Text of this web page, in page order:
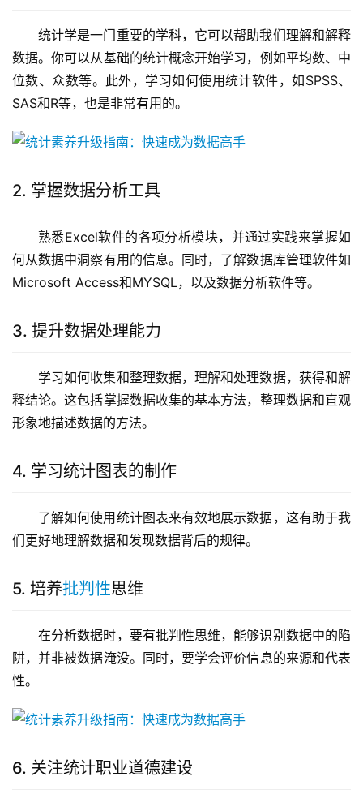
统计学是一门重要的学科，它可以帮助我们理解和解释
数据。你可以从基础的统计概念开始学习，例如平均数、中
位数、众数等。此外，学习如何使用统计软件，如SPSS、
SAS和R等，也是非常有用的。
2. 掌握数据分析工具
熟悉Excel软件的各项分析模块，并通过实践来掌握如
何从数据中洞察有用的信息。同时，了解数据库管理软件如
Microsoft Access和MYSQL，以及数据分析软件等。
3. 提升数据处理能力
学习如何收集和整理数据，理解和处理数据，获得和解
释结论。这包括掌握数据收集的基本方法，整理数据和直观
形象地描述数据的方法。
4. 学习统计图表的制作
了解如何使用统计图表来有效地展示数据，这有助于我
们更好地理解数据和发现数据背后的规律。
5. 培养批判性思维
在分析数据时，要有批判性思维，能够识别数据中的陷
阱，并非被数据淹没。同时，要学会评价信息的来源和代表
性。
6. 关注统计职业道德建设